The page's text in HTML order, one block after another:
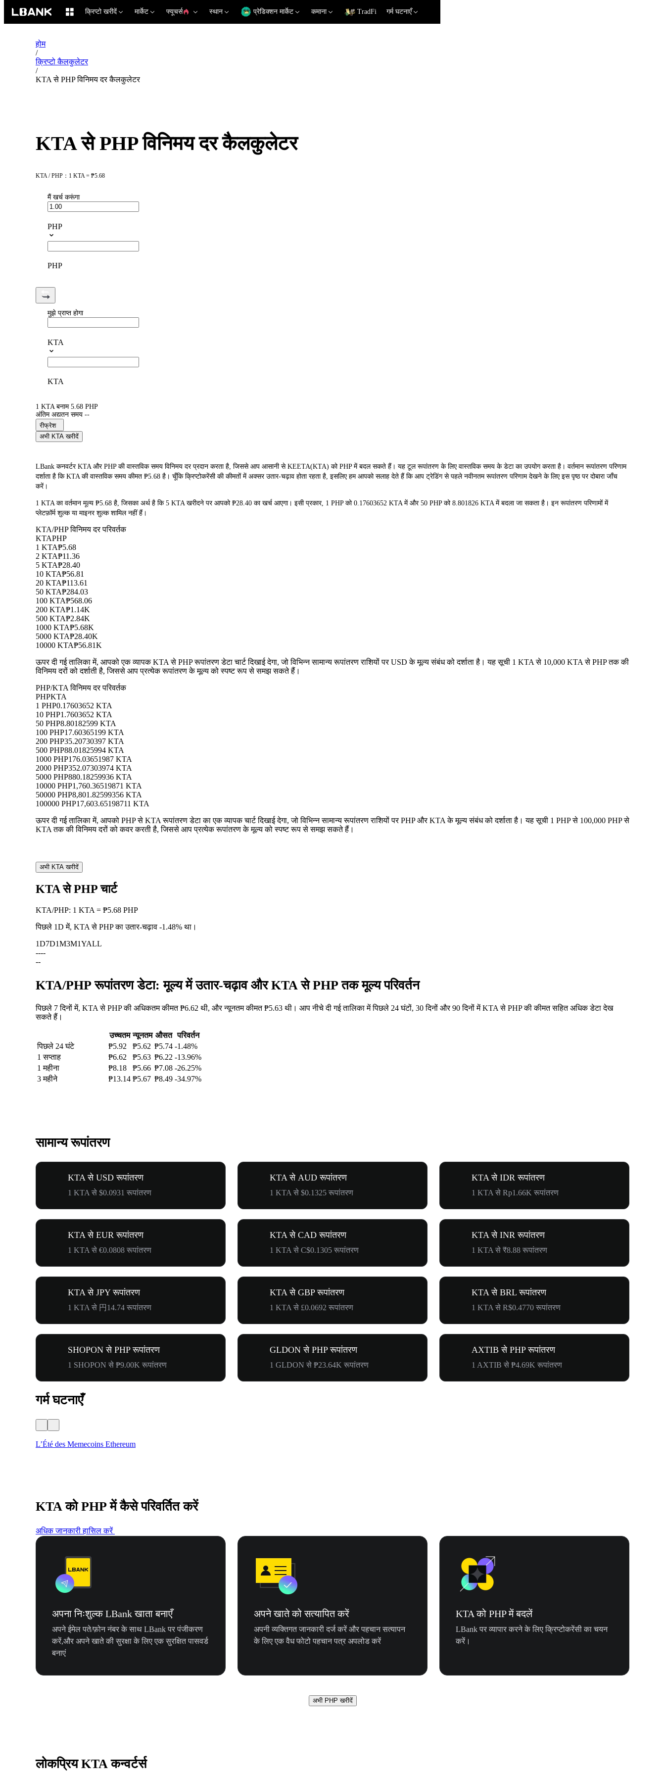
क्रिप्टो खरीदें मार्केट फ्यूचर्स स्थान प्रेडिक्शन मार्केट कमाना TradFi गर्म घटनाएँ
होम
/
क्रिप्टो कैलकुलेटर
/
KTA से PHP विनिमय दर कैलकुलेटर
KTA से PHP विनिमय दर कैलकुलेटर
KTA / PHP：1 KTA = ₱5.68
मैं खर्च करूंगा
PHP
PHP
मुझे प्राप्त होगा
KTA
KTA
1 KTA बनाम 5.68 PHP
अंतिम अद्यतन समय --
रीफ्रेश
अभी KTA खरीदें
LBank कनवर्टर KTA और PHP की वास्तविक समय विनिमय दर प्रदान करता है, जिससे आप आसानी से KEETA(KTA) को PHP में बदल सकते हैं। यह टूल रूपांतरण के लिए वास्तविक समय के डेटा का उपयोग करता है। वर्तमान रूपांतरण परिणाम
दर्शाता है कि KTA की वास्तविक समय कीमत ₱5.68 है। चूँकि क्रिप्टोकरेंसी की कीमतों में अक्सर उतार-चढ़ाव होता रहता है, इसलिए हम आपको सलाह देते हैं कि आप ट्रेडिंग से पहले नवीनतम रूपांतरण परिणाम देखने के लिए इस पृष्ठ पर दोबारा जाँच
करें।
1 KTA का वर्तमान मूल्य ₱5.68 है, जिसका अर्थ है कि 5 KTA खरीदने पर आपको ₱28.40 का खर्च आएगा। इसी प्रकार, 1 PHP को 0.17603652 KTA में और 50 PHP को 8.801826 KTA में बदला जा सकता है। इन रूपांतरण परिणामों में
प्लेटफ़ॉर्म शुल्क या माइनर शुल्क शामिल नहीं हैं।
KTA/PHP विनिमय दर परिवर्तक
KTAPHP
1 KTA₱5.68
2 KTA₱11.36
5 KTA₱28.40
10 KTA₱56.81
20 KTA₱113.61
50 KTA₱284.03
100 KTA₱568.06
200 KTA₱1.14K
500 KTA₱2.84K
1000 KTA₱5.68K
5000 KTA₱28.40K
10000 KTA₱56.81K
ऊपर दी गई तालिका में, आपको एक व्यापक KTA से PHP रूपांतरण डेटा चार्ट दिखाई देगा, जो विभिन्न सामान्य रूपांतरण राशियों पर USD के मूल्य संबंध को दर्शाता है। यह सूची 1 KTA से 10,000 KTA से PHP तक की
विनिमय दरों को दर्शाती है, जिससे आप प्रत्येक रूपांतरण के मूल्य को स्पष्ट रूप से समझ सकते हैं।
PHP/KTA विनिमय दर परिवर्तक
PHPKTA
1 PHP0.17603652 KTA
10 PHP1.7603652 KTA
50 PHP8.80182599 KTA
100 PHP17.60365199 KTA
200 PHP35.20730397 KTA
500 PHP88.01825994 KTA
1000 PHP176.03651987 KTA
2000 PHP352.07303974 KTA
5000 PHP880.18259936 KTA
10000 PHP1,760.36519871 KTA
50000 PHP8,801.82599356 KTA
100000 PHP17,603.65198711 KTA
ऊपर दी गई तालिका में, आपको PHP से KTA रूपांतरण डेटा का एक व्यापक चार्ट दिखाई देगा, जो विभिन्न सामान्य रूपांतरण राशियों पर PHP और KTA के मूल्य संबंध को दर्शाता है। यह सूची 1 PHP से 100,000 PHP से
KTA तक की विनिमय दरों को कवर करती है, जिससे आप प्रत्येक रूपांतरण के मूल्य को स्पष्ट रूप से समझ सकते हैं।
अभी KTA खरीदें
KTA से PHP चार्ट
KTA/PHP: 1 KTA = ₱5.68 PHP
पिछले 1D में, KTA से PHP का उतार-चढ़ाव -1.48% था।
1D7D1M3M1YALL
----
--
KTA/PHP रूपांतरण डेटा: मूल्य में उतार-चढ़ाव और KTA से PHP तक मूल्य परिवर्तन
पिछले 7 दिनों में, KTA से PHP की अधिकतम कीमत ₱6.62 थी, और न्यूनतम कीमत ₱5.63 थी। आप नीचे दी गई तालिका में पिछले 24 घंटों, 30 दिनों और 90 दिनों में KTA से PHP की कीमत सहित अधिक डेटा देख
सकते हैं।
उच्चतम न्यूनतम औसत परिवर्तन
पिछले 24 घंटे
₱5.92 ₱5.62 ₱5.74 -1.48%
1 सप्ताह
₱6.62 ₱5.63 ₱6.22 -13.96%
1 महीना
₱8.18 ₱5.66 ₱7.08 -26.25%
3 महीने
₱13.14 ₱5.67 ₱8.49 -34.97%
सामान्य रूपांतरण
KTA से USD रूपांतरण
1 KTA से $0.0931 रूपांतरण
KTA से AUD रूपांतरण
1 KTA से $0.1325 रूपांतरण
KTA से IDR रूपांतरण
1 KTA से Rp1.66K रूपांतरण
KTA से EUR रूपांतरण
1 KTA से €0.0808 रूपांतरण
KTA से CAD रूपांतरण
1 KTA से C$0.1305 रूपांतरण
KTA से INR रूपांतरण
1 KTA से ₹8.88 रूपांतरण
KTA से JPY रूपांतरण
1 KTA से 円14.74 रूपांतरण
KTA से GBP रूपांतरण
1 KTA से £0.0692 रूपांतरण
KTA से BRL रूपांतरण
1 KTA से R$0.4770 रूपांतरण
SHOPON से PHP रूपांतरण
1 SHOPON से ₱9.00K रूपांतरण
GLDON से PHP रूपांतरण
1 GLDON से ₱23.64K रूपांतरण
AXTIB से PHP रूपांतरण
1 AXTIB से ₱4.69K रूपांतरण
गर्म घटनाएँ
L’Été des Memecoins Ethereum
KTA को PHP में कैसे परिवर्तित करें
अधिक जानकारी हासिल करें
अपना निःशुल्क LBank खाता बनाएँ
अपने ईमेल पते/फ़ोन नंबर के साथ LBank पर पंजीकरण
करें,और अपने खाते की सुरक्षा के लिए एक सुरक्षित पासवर्ड
बनाएं
अपने खाते को सत्यापित करें
अपनी व्यक्तिगत जानकारी दर्ज करें और पहचान सत्यापन
के लिए एक वैध फोटो पहचान पत्र अपलोड करें
KTA को PHP में बदलें
LBank पर व्यापार करने के लिए क्रिप्टोकरेंसी का चयन
करें।
अभी PHP खरीदें
लोकप्रिय KTA कन्वर्टर्स